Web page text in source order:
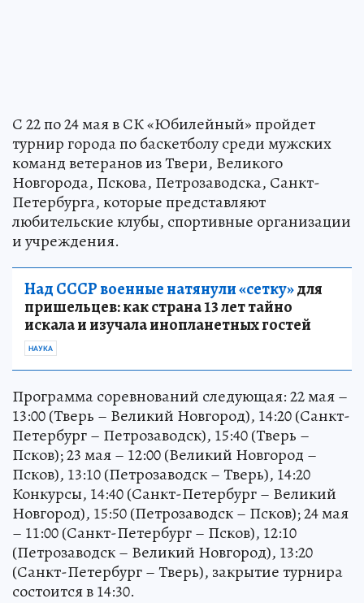
С 22 по 24 мая в СК «Юбилейный» пройдет
турнир города по баскетболу среди мужских
команд ветеранов из Твери, Великого
Новгорода, Пскова, Петрозаводска, Санкт-
Петербурга, которые представляют
любительские клубы, спортивные организации
и учреждения.
Над СССР военные натянули «сетку»для
пришельцев: как страна 13 лет тайно
искала и изучала инопланетных гостей
НАУКА
Программа соревнований следующая: 22 мая –
13:00 (Тверь – Великий Новгород), 14:20 (Санкт-
Петербург – Петрозаводск), 15:40 (Тверь –
Псков); 23 мая – 12:00 (Великий Новгород –
Псков), 13:10 (Петрозаводск – Тверь), 14:20
Конкурсы, 14:40 (Санкт-Петербург – Великий
Новгород), 15:50 (Петрозаводск – Псков); 24 мая
– 11:00 (Санкт-Петербург – Псков), 12:10
(Петрозаводск – Великий Новгород), 13:20
(Санкт-Петербург – Тверь), закрытие турнира
состоится в 14:30.